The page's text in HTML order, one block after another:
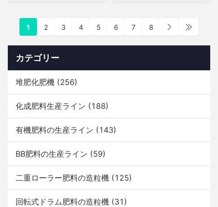
1 2 3 4 5 6 7 8
カテゴリー
堆肥化肥機 (256)
化成肥料生産ライン (188)
有機肥料の生産ライン (143)
BB肥料の生産ライン (59)
二重ローラー肥料の造粒機 (125)
回転式ドラム肥料の造粒機 (31)